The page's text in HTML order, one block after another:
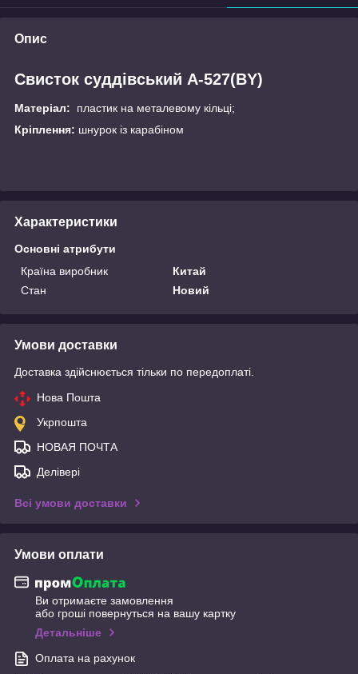
Опис
Свисток суддівський А-527(BY)
Матеріал:
пластик на металевому кільці;
Кріплення: шнурок із карабіном
Характеристики
Основні атрибути
Країна виробник
Китай
Стан
Новий
Умови доставки
Доставка здійснюється тільки по передоплаті.
Нова Пошта
Укрпошта
НОВАЯ ПОЧТА
Делівері
Всі умови доставки
Умови оплати
Ви отримаєте замовлення
або гроші повернуться на вашу картку
Детальніше
Оплата на рахунок